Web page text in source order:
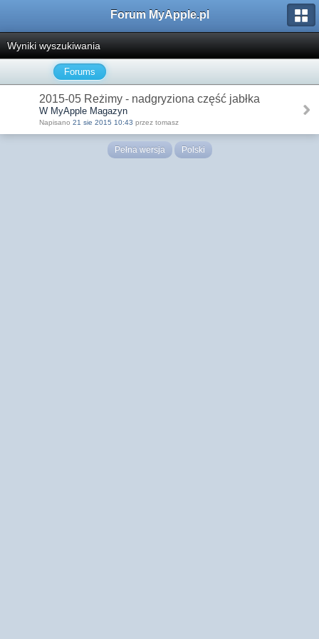
Forum MyApple.pl
Wyniki wyszukiwania
Forums
2015-05 Reżimy - nadgryziona część jabłka
W MyApple Magazyn
Napisano 21 sie 2015 10:43 przez tomasz
Pełna wersja Polski